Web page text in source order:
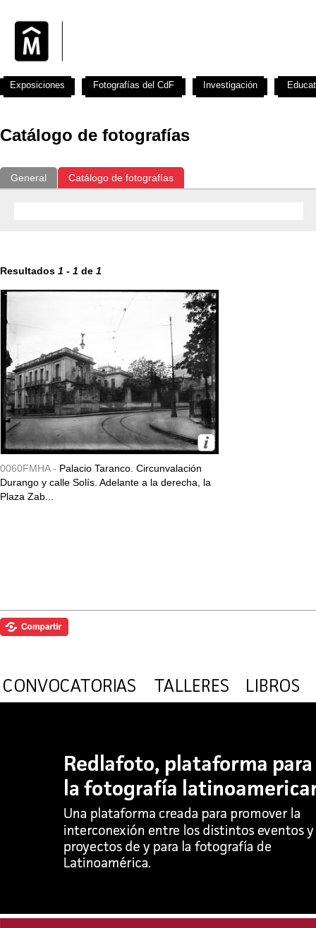
Catálogo de fotografías
General Catálogo de fotografías
Resultados 1 - 1 de 1
0060FMHA - Palacio Taranco. Circunvalación
Durango y calle Solís. Adelante a la derecha, la
Plaza Zab...
Exposiciones Fotografías del CdF Investigación